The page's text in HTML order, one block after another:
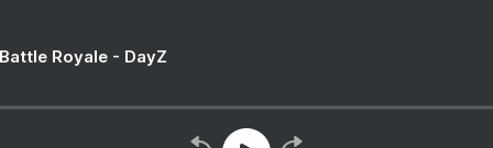
Royale - DayZ